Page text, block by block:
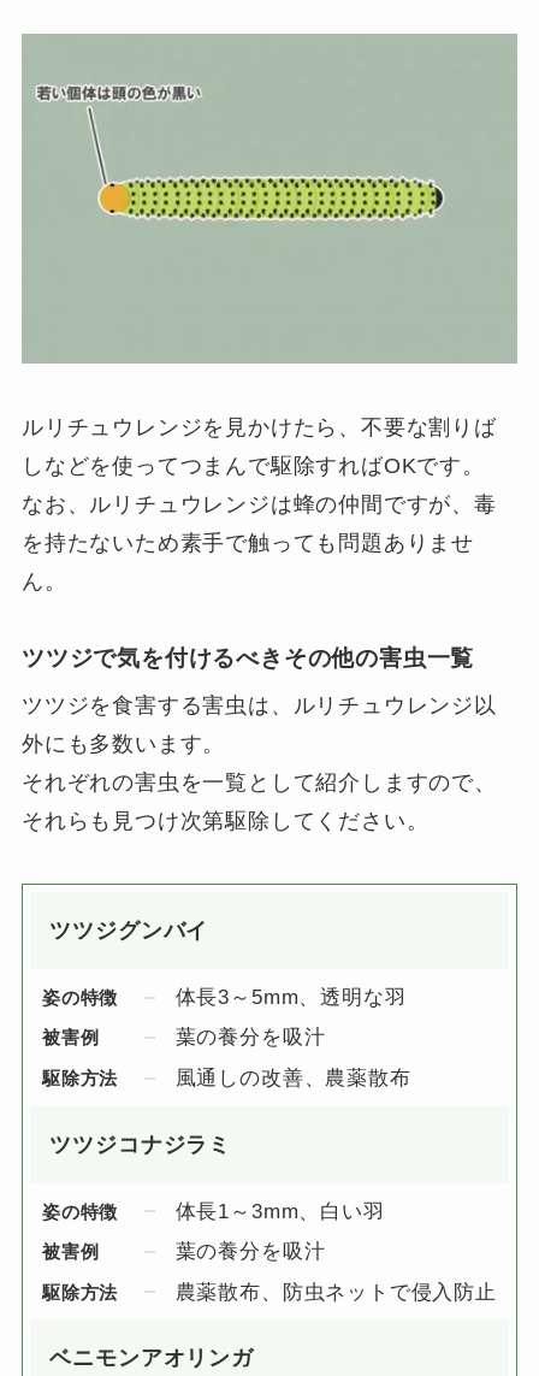
ルリチュウレンジを見かけたら、不要な割りば
しなどを使ってつまんで駆除すればOKです。
なお、ルリチュウレンジは蜂の仲間ですが、毒
を持たないため素手で触っても問題ありませ
ん。
ツツジで気を付けるべきその他の害虫一覧
ツツジを食害する害虫は、ルリチュウレンジ以
外にも多数います。
それぞれの害虫を一覧として紹介しますので、
それらも見つけ次第駆除してください。
ツツジグンバイ
姿の特徴 体長3～5mm、透明な羽
被害例 葉の養分を吸汁
駆除方法 風通しの改善、農薬散布
ツツジコナジラミ
姿の特徴 体長1～3mm、白い羽
被害例 葉の養分を吸汁
駆除方法 農薬散布、防虫ネットで侵入防止
ベニモンアオリンガ